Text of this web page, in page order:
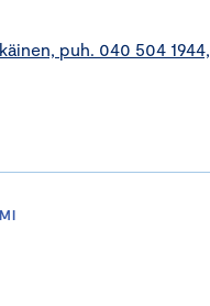
puh. 040 504 1944,